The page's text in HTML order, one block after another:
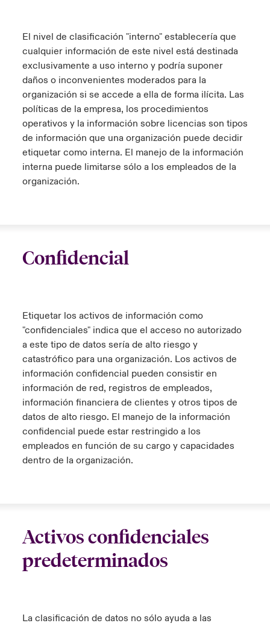
El nivel de clasificación "interno" establecería que
cualquier información de este nivel está destinada
exclusivamente a uso interno y podría suponer
daños o inconvenientes moderados para la
organización si se accede a ella de forma ilícita. Las
políticas de la empresa, los procedimientos
operativos y la información sobre licencias son tipos
de información que una organización puede decidir
etiquetar como interna. El manejo de la información
interna puede limitarse sólo a los empleados de la
organización.
Confidencial
Etiquetar los activos de información como
"confidenciales" indica que el acceso no autorizado
a este tipo de datos sería de alto riesgo y
catastrófico para una organización. Los activos de
información confidencial pueden consistir en
información de red, registros de empleados,
información financiera de clientes y otros tipos de
datos de alto riesgo. El manejo de la información
confidencial puede estar restringido a los
empleados en función de su cargo y capacidades
dentro de la organización.
Activos confidenciales
predeterminados
La clasificación de datos no sólo ayuda a las